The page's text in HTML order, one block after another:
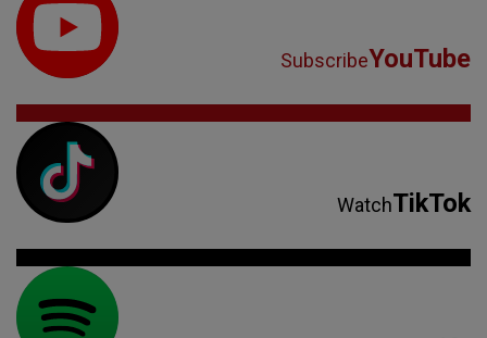
SubscribeYouTube
WatchTikTok